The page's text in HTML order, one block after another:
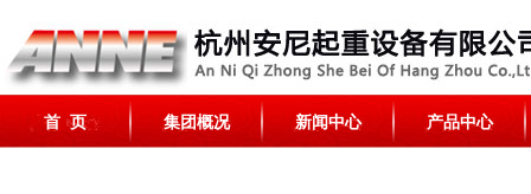
首 页 集团概况 新闻中心 产品中心